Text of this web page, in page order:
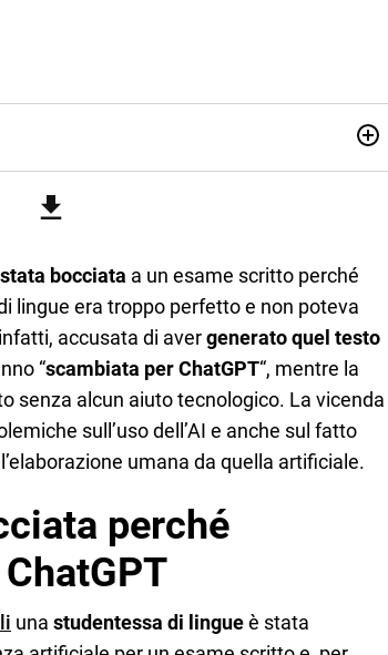
scrittura di articoli sul mondo scolastico.
bocciata a un esame scritto perché
lingue era troppo perfetto e non poteva
accusata di avergenerato quel testo
“scambiata per ChatGPT“, mentre la
senza alcun aiuto tecnologico. La vicenda
sull’uso dell’AI e anche sul fatto
umana da quella artificiale.
perché
una studentessa di lingueè stata